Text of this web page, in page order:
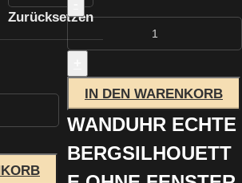
Zurücksetzen
IN DEN WARENKORB
WANDUHR ECHTE
BERGSILHOUETT